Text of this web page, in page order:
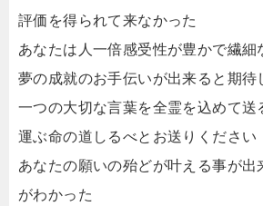
評価を得られて来なかった
あなたは人一倍感受性が豊かで繊細
夢の成就のお手伝いが出来ると期待
一つの大切な言葉を全霊を込めて送
運ぶ命の道しるべとお送りください
あなたの願いの殆どが叶える事が出
がわかった